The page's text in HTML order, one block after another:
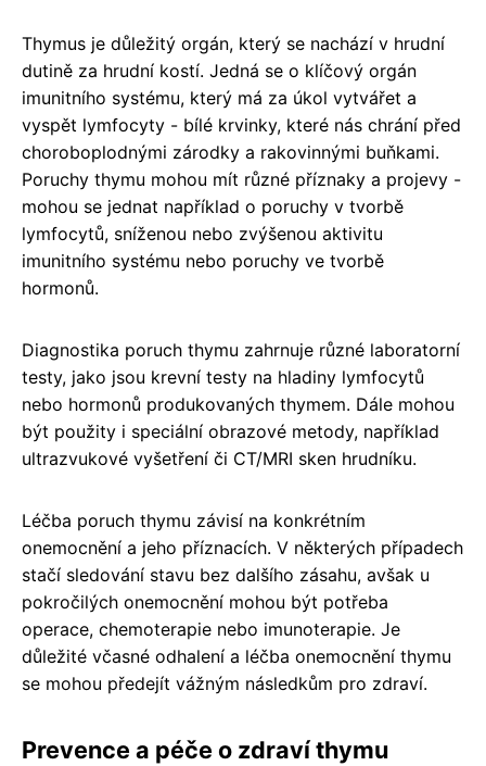
Thymus je důležitý orgán, který se nachází v hrudní
dutině za hrudní kostí. Jedná se o klíčový orgán
imunitního systému, který má za úkol vytvářet a
vyspět lymfocyty - bílé krvinky, které nás chrání před
choroboplodnými zárodky a rakovinnými buňkami.
Poruchy thymu mohou mít různé příznaky a projevy -
mohou se jednat například o poruchy v tvorbě
lymfocytů, sníženou nebo zvýšenou aktivitu
imunitního systému nebo poruchy ve tvorbě
hormonů.
Diagnostika poruch thymu zahrnuje různé laboratorní
testy, jako jsou krevní testy na hladiny lymfocytů
nebo hormonů produkovaných thymem. Dále mohou
být použity i speciální obrazové metody, například
ultrazvukové vyšetření či CT/MRI sken hrudníku.
Léčba poruch thymu závisí na konkrétním
onemocnění a jeho příznacích. V některých případech
stačí sledování stavu bez dalšího zásahu, avšak u
pokročilých onemocnění mohou být potřeba
operace, chemoterapie nebo imunoterapie. Je
důležité včasné odhalení a léčba onemocnění thymu
se mohou předejít vážným následkům pro zdraví.
Prevence a péče o zdraví thymu